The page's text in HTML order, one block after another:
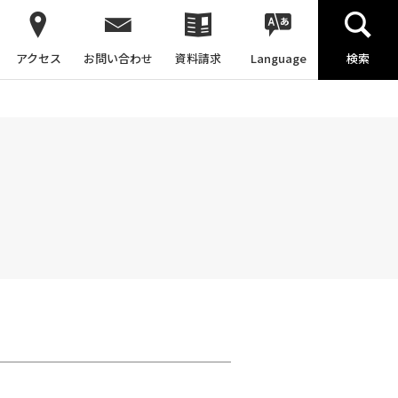
アクセス お問い合わせ 資料請求 Language 検索